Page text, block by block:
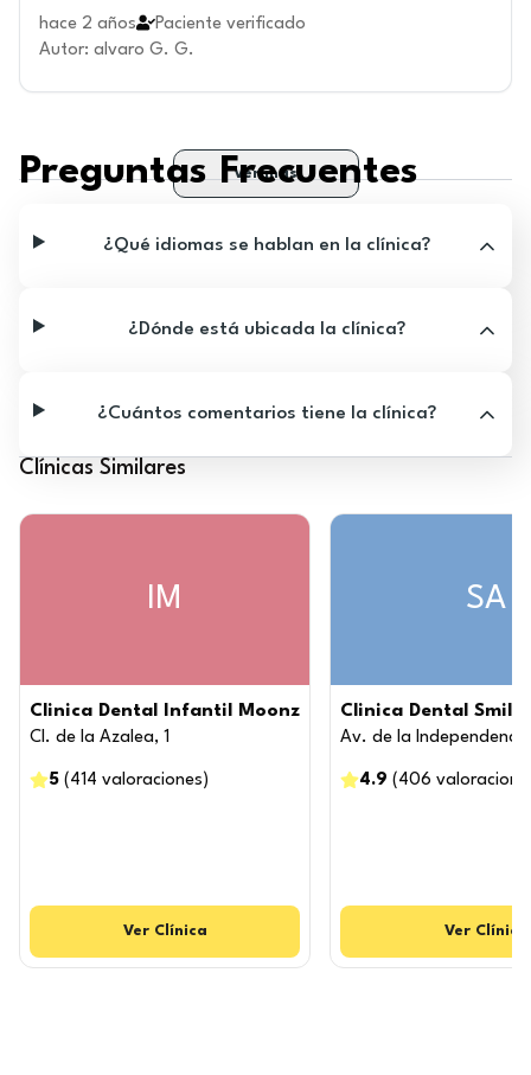
hace 2 años
Paciente verificado
Autor: alvaro G. G.
Ver más
Preguntas Frecuentes
¿Qué idiomas se hablan en la clínica?
¿Dónde está ubicada la clínica?
¿Cuántos comentarios tiene la clínica?
Clínicas Similares
IM
Clinica Dental Infantil Moonz
Cl. de la Azalea, 1
5 ( 414 valoraciones )
Ver Clínica
SA
Clinica Dental
Av. de la
4.9 ( 406
Ver Clínica